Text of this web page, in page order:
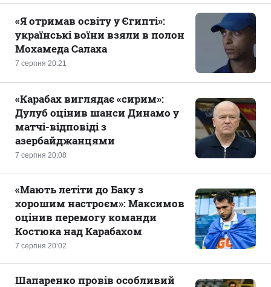
7 серпня 20:21
«Я отримав освіту у Єгипті»:
українські воїни взяли в полон
Мохамеда Салаха
7 серпня 20:08
«Карабах виглядає «сирим»:
Дулуб оцінив шанси Динамо у
матчі-відповіді з
азербайджанцями
7 серпня 20:02
«Мають летіти до Баку з
хорошим настроєм»: Максимов
оцінив перемогу команди
Костюка над Карабахом
Шапаренко провів особливий